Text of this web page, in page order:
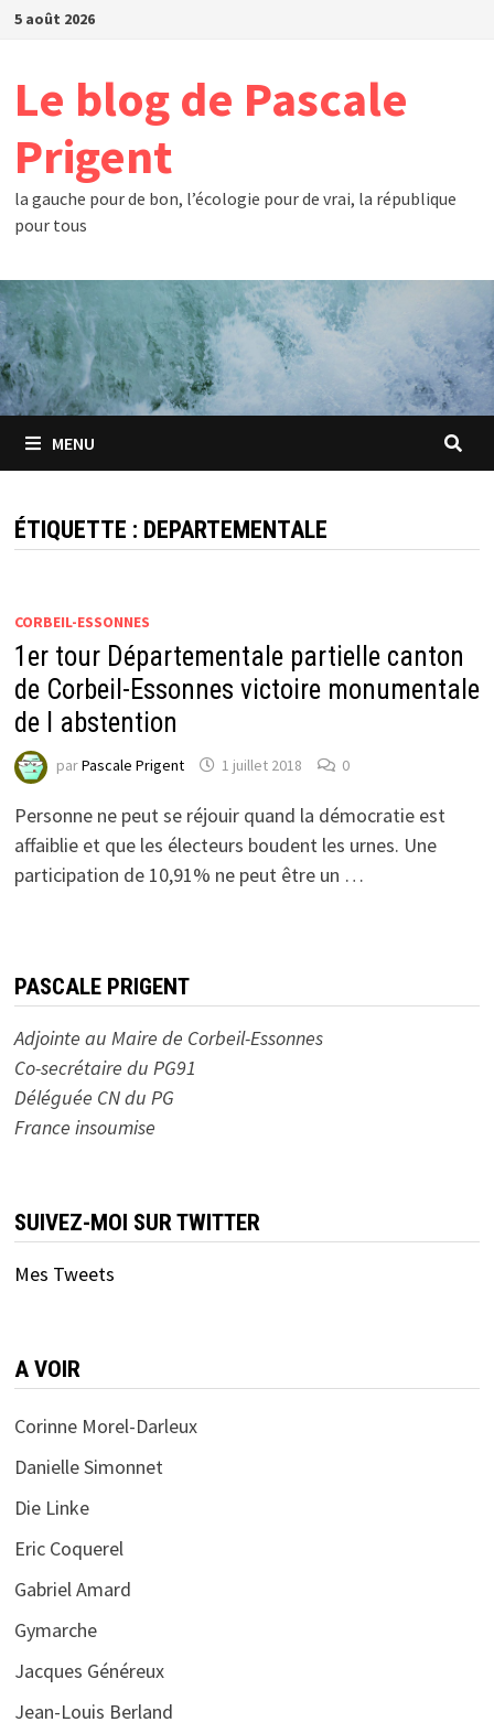
Passer
5 août 2026
Le blog de Pascale
Prigent
la gauche pour de bon, l’écologie pour de vrai, la république
pour tous
MENU
ÉTIQUETTE : DEPARTEMENTALE
CORBEIL-ESSONNES
1er tour Départementale partielle canton
de Corbeil-Essonnes victoire monumentale
de l abstention
parPascale Prigent 1 juillet 2018 0
Personne ne peut se réjouir quand la démocratie est
affaiblie et que les électeurs boudent les urnes. Une
participation de 10,91% ne peut être un …
PASCALE PRIGENT
Adjointe au Maire de Corbeil-Essonnes
Co-secrétaire du PG91
Déléguée CN du PG
France insoumise
SUIVEZ-MOI SUR TWITTER
Mes Tweets
A VOIR
Corinne Morel-Darleux
Danielle Simonnet
Die Linke
Eric Coquerel
Gabriel Amard
Gymarche
Jacques Généreux
Jean-Louis Berland